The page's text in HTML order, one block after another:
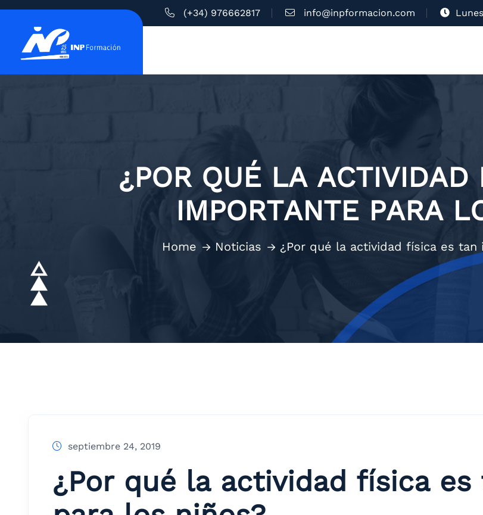
(+34) 976662817 info@inpformacion.com
¿POR QUÉ LA ACTIVIDAD
IMPORTANTE PARA
Home Noticias ¿Por qué la actividad física es
septiembre 24, 2019
¿Por qué la actividad física